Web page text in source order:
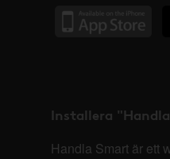
Installera
Handla Smart är ett